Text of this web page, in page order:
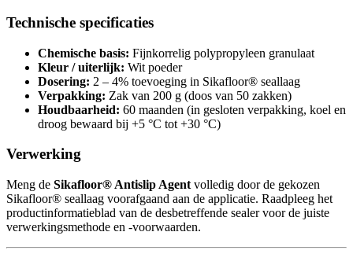
Technische specificaties
Chemische basis: Fijnkorrelig polypropyleen granulaat
Kleur / uiterlijk: Wit poeder
Dosering: 2 – 4% toevoeging in Sikafloor® seallaag
Verpakking: Zak van 200 g (doos van 50 zakken)
Houdbaarheid: 60 maanden (in gesloten verpakking, koel en
droog bewaard bij +5 °C tot +30 °C)
Verwerking
Meng de Sikafloor® Antislip Agent volledig door de gekozen
Sikafloor® seallaag voorafgaand aan de applicatie. Raadpleeg het
productinformatieblad van de desbetreffende sealer voor de juiste
verwerkingsmethode en -voorwaarden.